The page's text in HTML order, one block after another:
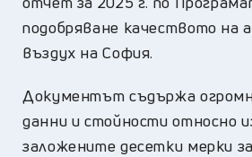
подобряване качеството на
въздух на София.
Документът съдържа
данни и стойности относно
заложените десетки мерки